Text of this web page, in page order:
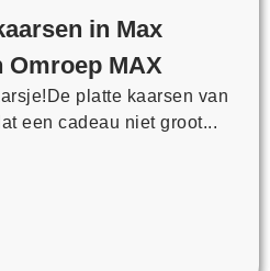
in Max
Omroep MAX
platte kaarsen van
een cadeau niet groot...